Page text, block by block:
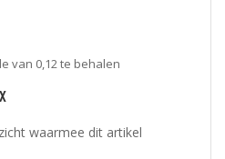
van 0,12 te behalen
waarmee dit artikel